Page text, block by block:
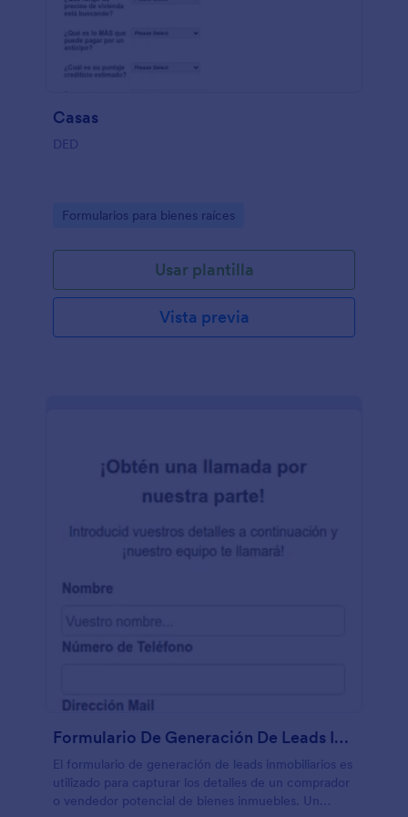
Casas
DED
Go to Category:
Formularios para bienes raíces
Usar plantilla
Vista previa
Formulario De Generación De Leads Inmobiliarios
El formulario de generación de leads inmobiliarios es
utilizado para capturar los detalles de un comprador
o vendedor potencial de bienes inmuebles. Un